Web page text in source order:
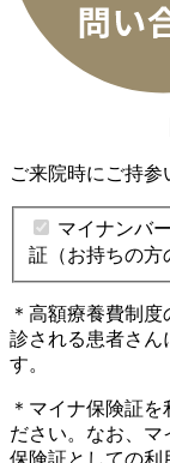
ご来院時にご持参
マイナンバ
証（お持ちの方
＊高額療養費制
診される患者さん
す。
＊マイナ保険証
ださい。なお、
保険証としての利